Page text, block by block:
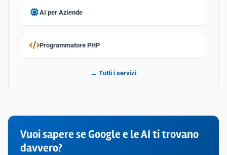
AI per Aziende
Programmatore PHP
← Tutti i servizi
Vuoi sapere se Google e le AI ti trovano
davvero?